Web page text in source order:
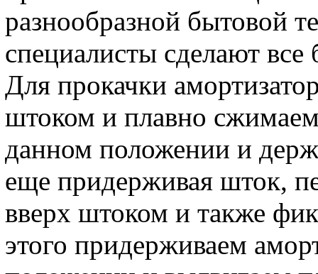
разнообразной бытовой
специалисты сделают все
Для прокачки
штоком и плавно
данном положении и
еще придерживая шток,
вверх штоком и также
этого придерживаем